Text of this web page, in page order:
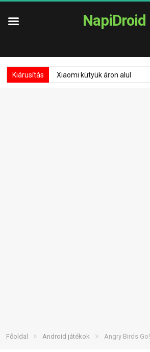
NapiDroid
Kiárusítás Xiaomi kütyük áron alul
Főoldal » Android játékok » Angry Birds Go!